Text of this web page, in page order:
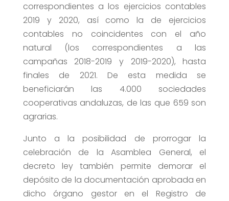
correspondientes a los ejercicios contables
2019 y 2020, así como la de ejercicios
contables no coincidentes con el año
natural (los correspondientes a las
campañas 2018-2019 y 2019-2020), hasta
finales de 2021. De esta medida se
beneficiarán las 4.000 sociedades
cooperativas andaluzas, de las que 659 son
agrarias.
Junto a la posibilidad de prorrogar la
celebración de la Asamblea General, el
decreto ley también permite demorar el
depósito de la documentación aprobada en
dicho órgano gestor en el Registro de